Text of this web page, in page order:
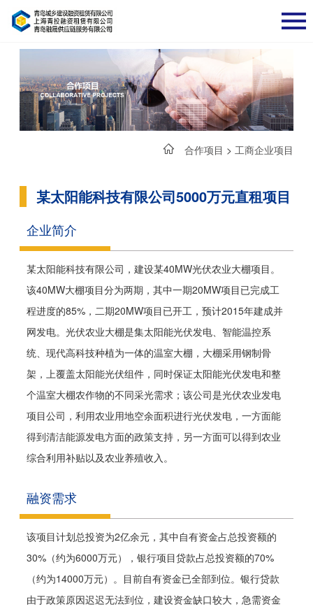
合作项目 > 工商企业项目
某太阳能科技有限公司5000万元直租项目
企业简介
某太阳能科技有限公司，建设某40MW光伏农业大棚项目。
该40MW大棚项目分为两期，其中一期20MW项目已完成工
程进度的85%，二期20MW项目已开工，预计2015年建成并
网发电。光伏农业大棚是集太阳能光伏发电、智能温控系
统、现代高科技种植为一体的温室大棚，大棚采用钢制骨
架，上覆盖太阳能光伏组件，同时保证太阳能光伏发电和整
个温室大棚农作物的不同采光需求；该公司是光伏农业发电
项目公司，利用农业用地空余面积进行光伏发电，一方面能
得到清洁能源发电方面的政策支持，另一方面可以得到农业
综合利用补贴以及农业养殖收入。
融资需求
该项目计划总投资为2亿余元，其中自有资金占总投资额的
30%（约为6000万元），银行项目贷款占总投资额的70%
（约为14000万元）。目前自有资金已全部到位。银行贷款
由于政策原因迟迟无法到位，建设资金缺口较大，急需资金